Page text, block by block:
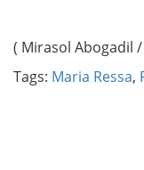
( Mirasol Abogadil
Tags: Maria Ressa,